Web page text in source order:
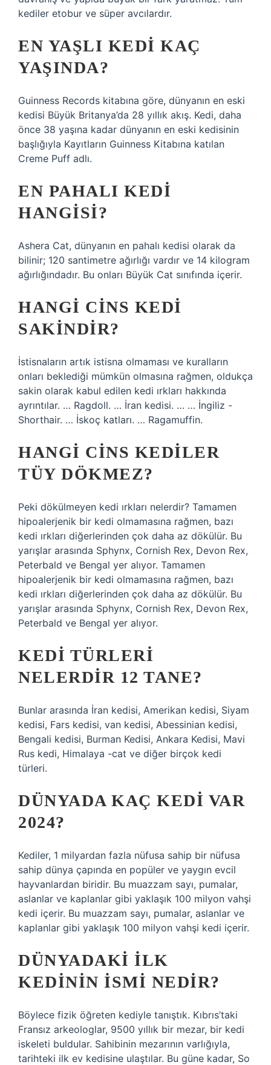
kediler etobur ve süper avcılardır.
EN YAŞLI KEDI KAÇ
YAŞINDA?
Guinness Records kitabına göre, dünyanın en eski
kedisi Büyük Britanya’da 28 yıllık akış. Kedi, daha
önce 38 yaşına kadar dünyanın en eski kedisinin
başlığıyla Kayıtların Guinness Kitabına katılan
Creme Puff adlı.
EN PAHALI KEDI
HANGISI?
Ashera Cat, dünyanın en pahalı kedisi olarak da
bilinir; 120 santimetre ağırlığı vardır ve 14 kilogram
ağırlığındadır. Bu onları Büyük Cat sınıfında içerir.
HANGI CINS KEDI
SAKINDIR?
İstisnaların artık istisna olmaması ve kuralların
onları beklediği mümkün olmasına rağmen, oldukça
sakin olarak kabul edilen kedi ırkları hakkında
ayrıntılar. … Ragdoll. … İran kedisi. … … İngiliz -
Shorthair. … İskoç katları. … Ragamuffin.
HANGI CINS KEDILER
TÜY DÖKMEZ?
Peki dökülmeyen kedi ırkları nelerdir? Tamamen
hipoalerjenik bir kedi olmamasına rağmen, bazı
kedi ırkları diğerlerinden çok daha az dökülür. Bu
yarışlar arasında Sphynx, Cornish Rex, Devon Rex,
Peterbald ve Bengal yer alıyor. Tamamen
hipoalerjenik bir kedi olmamasına rağmen, bazı
kedi ırkları diğerlerinden çok daha az dökülür. Bu
yarışlar arasında Sphynx, Cornish Rex, Devon Rex,
Peterbald ve Bengal yer alıyor.
KEDI TÜRLERI
NELERDIR 12 TANE?
Bunlar arasında İran kedisi, Amerikan kedisi, Siyam
kedisi, Fars kedisi, van kedisi, Abessinian kedisi,
Bengali kedisi, Burman Kedisi, Ankara Kedisi, Mavi
Rus kedi, Himalaya -cat ve diğer birçok kedi
türleri.
DÜNYADA KAÇ KEDI VAR
2024?
Kediler, 1 milyardan fazla nüfusa sahip bir nüfusa
sahip dünya çapında en popüler ve yaygın evcil
hayvanlardan biridir. Bu muazzam sayı, pumalar,
aslanlar ve kaplanlar gibi yaklaşık 100 milyon vahşi
kedi içerir. Bu muazzam sayı, pumalar, aslanlar ve
kaplanlar gibi yaklaşık 100 milyon vahşi kedi içerir.
DÜNYADAKI ILK
KEDININ ISMI NEDIR?
Böylece fizik öğreten kediyle tanıştık. Kıbrıs’taki
Fransız arkeologlar, 9500 yıllık bir mezar, bir kedi
iskeleti buldular. Sahibinin mezarının varlığıyla,
tarihteki ilk ev kedisine ulaştılar. Bu güne kadar, So